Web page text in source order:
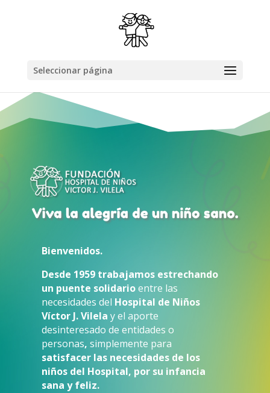
Seleccionar página
Bienvenidos.
Desde 1959 trabajamos estrechando
un puente solidarioentre las
necesidades del Hospital de Niños
Víctor J. Vilela y el aporte
desinteresado de entidades o
personas, simplemente para
satisfacer las necesidades de los
niños del Hospital, por su infancia
sana y feliz.